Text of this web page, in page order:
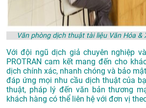
Văn phòng dịch thuật tài liệu Văn Hóa &
Với đội ngũ dịch giả chuyên nghiệp
PROTRAN cam kết mang đến cho
dịch chính xác, nhanh chóng và bảo
đáp ứng mọi nhu cầu dịch thuật của
thuật, pháp lý đến văn bản thương
khách hàng có thể liên hệ với đơn vị